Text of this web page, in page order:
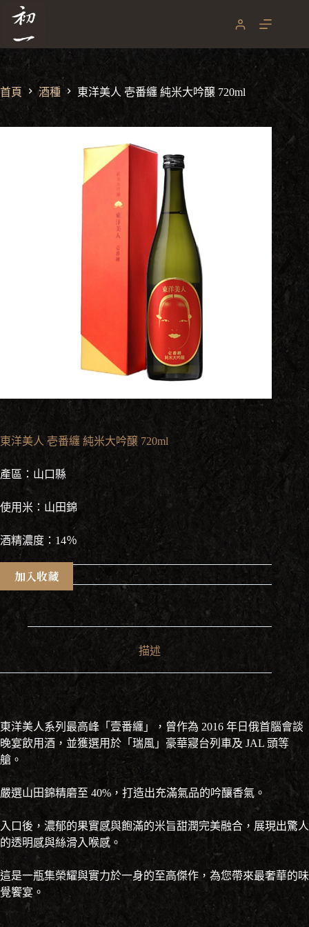
要
容
首頁 酒種 東洋美人 壱番纏 純米大吟醸 720ml
東洋美人 壱番纏 純米大吟醸 720ml
產區：山口縣
使用米：山田錦
酒精濃度：14％
加入收藏
描述
東洋美人系列最高峰「壹番纏」，曾作為 2016 年日俄首腦會談
晚宴飲用酒，並獲選用於「瑞風」豪華寢台列車及 JAL 頭等
艙。
嚴選山田錦精磨至 40%，打造出充滿氣品的吟釀香氣。
入口後，濃郁的果實感與飽滿的米旨甜潤完美融合，展現出驚人
的透明感與絲滑入喉感。
這是一瓶集榮耀與實力於一身的至高傑作，為您帶來最奢華的味
覺饗宴。